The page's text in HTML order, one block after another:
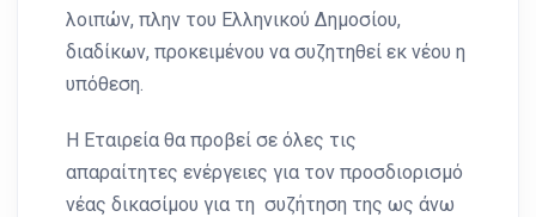
λοιπών, πλην του Ελληνικού Δημοσίου,
διαδίκων, προκειμένου να συζητηθεί εκ νέου η
υπόθεση.
Η Εταιρεία θα προβεί σε όλες τις
απαραίτητες ενέργειες για τον προσδιορισμό
νέας δικασίμου για τη συζήτηση της ως άνω